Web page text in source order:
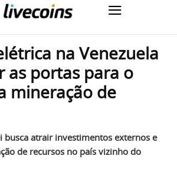
na Venezuela
as portas para o
mineração de
busca atrair investimentos externos e
de recursos no país vizinho do